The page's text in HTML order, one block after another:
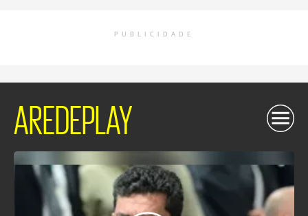
PUBLICIDADE
AREDEPLAY